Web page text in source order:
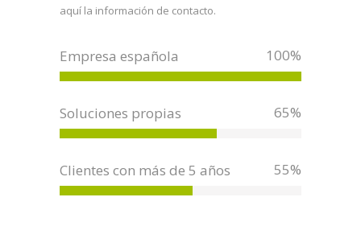
aquí la información de contacto.
Empresa española 100%
Soluciones propias 65%
Clientes con más de 5 años 55%